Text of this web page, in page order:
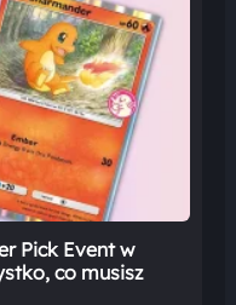
Pick Event w
co musisz